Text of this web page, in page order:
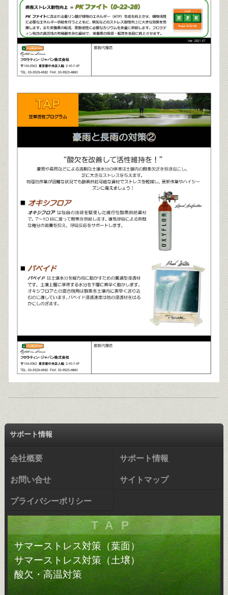
サポート情報
会社概要 サポート情報
お問い合せ サイトマップ
プライバシーポリシー
TAP
サマーストレス対策（葉面）
サマーストレス対策（土壌）
酸欠・高温対策